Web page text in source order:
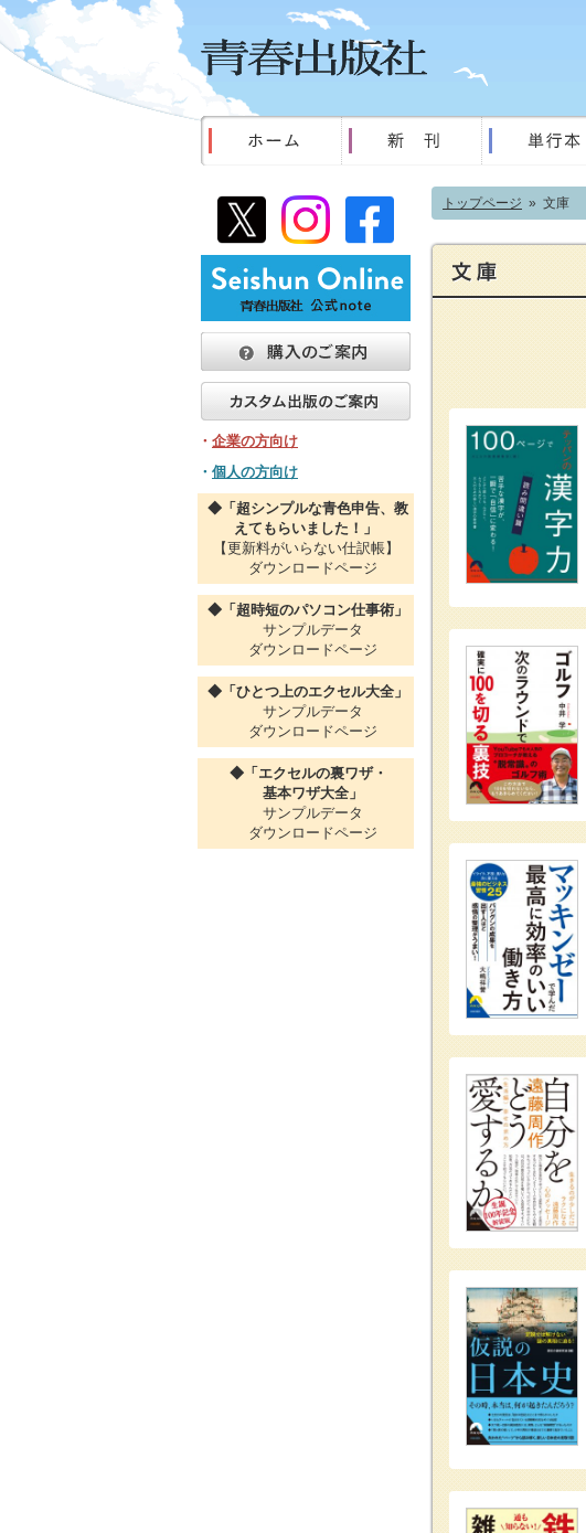
トップページ » 文庫
・ 企業の方向け
・ 個人の方向け
◆「超シンプルな青色申告、教
えてもらいました！」
【更新料がいらない仕訳帳】
ダウンロードページ
◆「超時短のパソコン仕事術」
サンプルデータ
ダウンロードページ
◆「ひとつ上のエクセル大全」
サンプルデータ
ダウンロードページ
◆「エクセルの裏ワザ・
基本ワザ大全」
サンプルデータ
ダウンロードページ